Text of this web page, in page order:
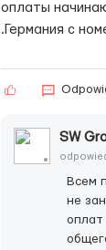
оплаты
.Германия с
SW
Всем
не
оплат